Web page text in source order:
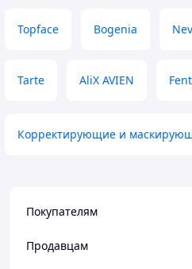
Topface Bogenia
Tarte AliX AVIEN
Корректирующие и
Покупателям
Продавцам